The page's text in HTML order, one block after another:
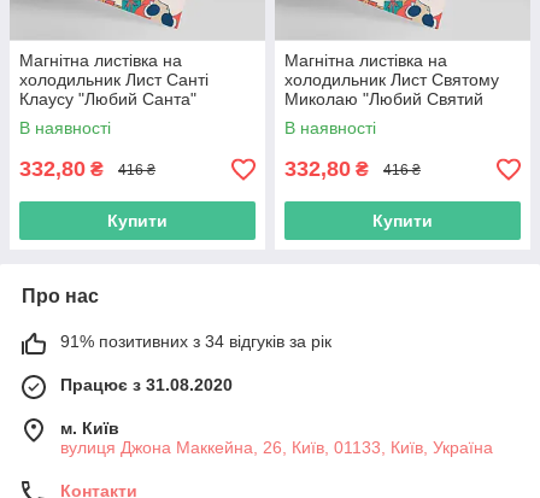
Магнітна листівка на
холодильник Лист Санті
Клаусу "Любий Санта"
В наявності
332,80 ₴ 416 ₴
Купити
Магнітна листівка на
холодильник Лист Святому
Миколаю "Любий Святий
Миколай"
В наявності
332,80 ₴ 416 ₴
Купити
Про нас
91% позитивних з 34 відгуків за рік
Працює з 31.08.2020
м. Київ
вулиця Джона Маккейна, 26, Київ, 01133, Київ, Україна
Контакти